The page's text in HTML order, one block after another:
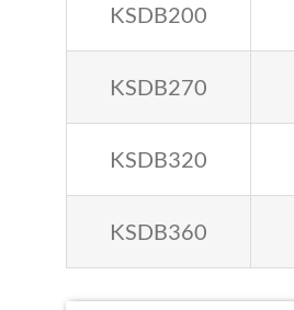
KSDB200
KSDB270
KSDB320
KSDB360